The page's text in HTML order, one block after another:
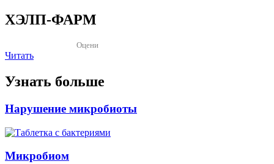
ХЭЛП-ФАРМ
Оцени
Читать
Узнать больше
Нарушение микробиоты
Микробиом